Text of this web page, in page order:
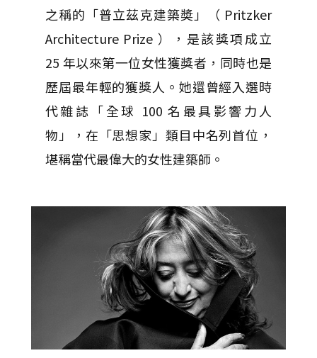
之稱的「普立茲克建築奬」（ Pritzker
Architecture Prize ），是該獎項成立
25 年以來第一位女性獲獎者，同時也是
歷屆最年輕的獲獎人。她還曾經入選時
代雜誌「全球 100 名最具影響力人
物」，在「思想家」類目中名列首位，
堪稱當代最偉大的女性建築師。